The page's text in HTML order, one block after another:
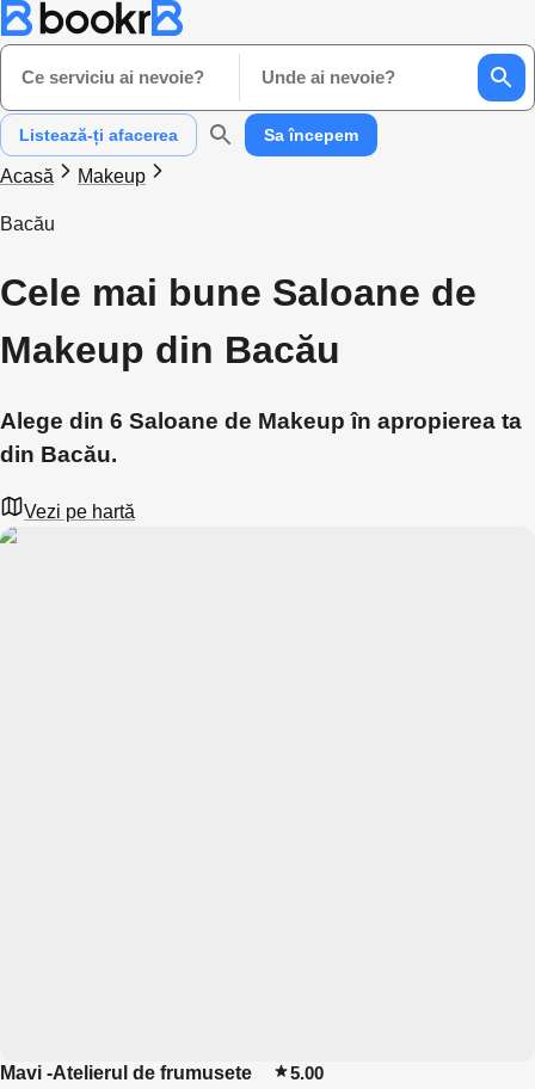
Ce serviciu ai nevoie? Unde ai nevoie?
Listează-ți afacerea Sa începem
Acasă Makeup
Bacău
Cele mai bune Saloane de
Makeup din Bacău
Alege din 6 Saloane de Makeup în apropierea ta
din Bacău.
Vezi pe hartă
Mavi -Atelierul de frumusete 5.00